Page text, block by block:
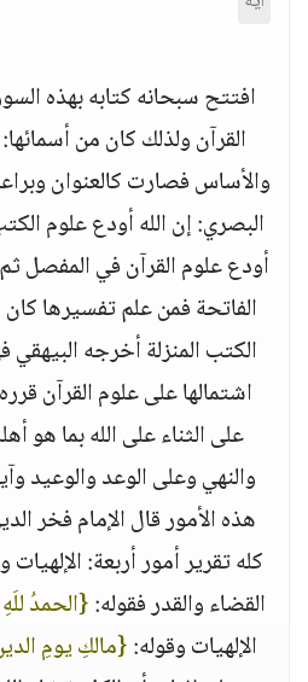
افتتح سبحانه كتابه بهذه
القرآن ولذلك كان من
والأساس فصارت كالعنوان
البصري‏:‏ إن الله أودع علوم
أودع علوم القرآن في المفصل
الفاتحة فمن علم تفسيرها
الكتب المنزلة أخرجه
اشتمالها على علوم القرآن
على الثناء على الله بما هو
والنهي وعلى الوعد والوعيد
هذه الأمور قال الإمام فخر
كله تقرير أمور أربعة‏:‏ الإلهيات
القضاء والقدر فقوله‏:‏ ‏{‏الحمدُ
الإلهيات وقوله‏:‏ ‏{‏مالكِ يومِ